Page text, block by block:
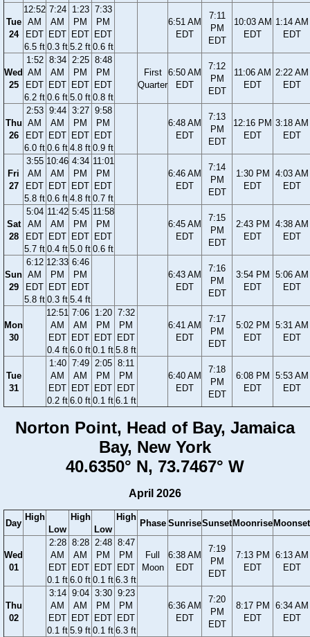
Tue
24
12:52
AM
EDT
6.5 ft
7:24
AM
EDT
0.3 ft
1:23
PM
EDT
5.2 ft
7:33
PM
EDT
0.6 ft
6:51 AM
EDT
7:11
PM
EDT
10:03 AM
EDT
1:14 AM
EDT
Wed
25
1:52
AM
EDT
6.2 ft
8:34
AM
EDT
0.6 ft
2:25
PM
EDT
5.0 ft
8:48
PM
EDT
0.8 ft
First
Quarter
6:50 AM
EDT
7:12
PM
EDT
11:06 AM
EDT
2:22 AM
EDT
Thu
26
2:53
AM
EDT
6.0 ft
9:44
AM
EDT
0.6 ft
3:27
PM
EDT
4.8 ft
9:58
PM
EDT
0.9 ft
6:48 AM
EDT
7:13
PM
EDT
12:16 PM
EDT
3:18 AM
EDT
Fri
27
3:55
AM
EDT
5.8 ft
10:46
AM
EDT
0.6 ft
4:34
PM
EDT
4.8 ft
11:01
PM
EDT
0.7 ft
6:46 AM
EDT
7:14
PM
EDT
1:30 PM
EDT
4:03 AM
EDT
Sat
28
5:04
AM
EDT
5.7 ft
11:42
AM
EDT
0.4 ft
5:45
PM
EDT
5.0 ft
11:58
PM
EDT
0.6 ft
6:45 AM
EDT
7:15
PM
EDT
2:43 PM
EDT
4:38 AM
EDT
Sun
29
6:12
AM
EDT
5.8 ft
12:33
PM
EDT
0.3 ft
6:46
PM
EDT
5.4 ft
6:43 AM
EDT
7:16
PM
EDT
3:54 PM
EDT
5:06 AM
EDT
Mon
30
12:51
AM
EDT
0.4 ft
7:06
AM
EDT
6.0 ft
1:20
PM
EDT
0.1 ft
7:32
PM
EDT
5.8 ft
6:41 AM
EDT
7:17
PM
EDT
5:02 PM
EDT
5:31 AM
EDT
Tue
31
1:40
AM
EDT
0.2 ft
7:49
AM
EDT
6.0 ft
2:05
PM
EDT
0.1 ft
8:11
PM
EDT
6.1 ft
6:40 AM
EDT
7:18
PM
EDT
6:08 PM
EDT
5:53 AM
EDT
Norton Point, Head of Bay, Jamaica
Bay, New York
40.6350° N, 73.7467° W
April 2026
Day
High
Low
High
Low
High
Phase SunriseSunsetMoonriseMoonset
Wed
01
2:28
AM
EDT
0.1 ft
8:28
AM
EDT
6.0 ft
2:48
PM
EDT
0.1 ft
8:47
PM
EDT
6.3 ft
Full
Moon
6:38 AM
EDT
7:19
PM
EDT
7:13 PM
EDT
6:13 AM
EDT
Thu
02
3:14
AM
EDT
0.1 ft
9:04
AM
EDT
5.9 ft
3:30
PM
EDT
0.1 ft
9:23
PM
EDT
6.3 ft
6:36 AM
EDT
7:20
PM
EDT
8:17 PM
EDT
6:34 AM
EDT